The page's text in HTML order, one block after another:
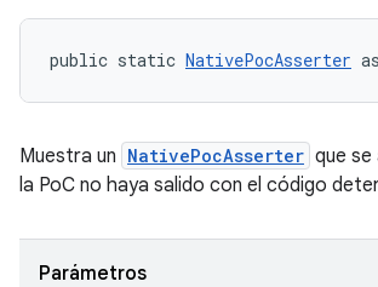
public static NativePocAsserter
Muestra un NativePocAsserter que se
la PoC no haya salido con el código
Parámetros